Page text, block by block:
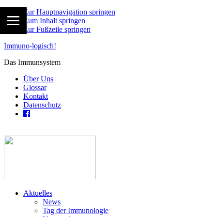
Zur Hauptnavigation springen
Zum Inhalt springen
Zur Fußzeile springen
Immuno-logisch!
Das Immunsystem
Über Uns
Glossar
Kontakt
Datenschutz
Aktuelles
News
Tag der Immunologie